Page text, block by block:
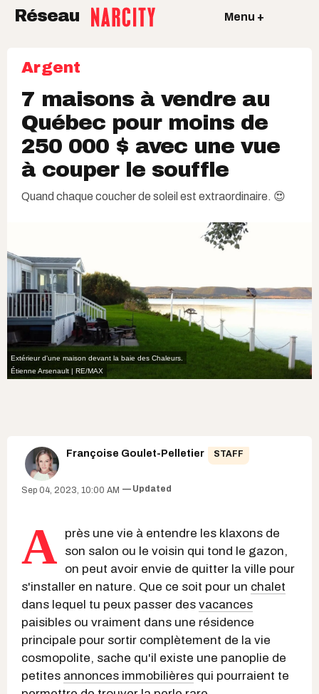
Réseau Menu +
Argent
7 maisons à vendre au
Québec pour moins de
250 000 $ avec une vue
à couper le souffle
Quand chaque coucher de soleil est extraordinaire. 😍
Extérieur d'une maison devant la baie des Chaleurs.
Étienne Arsenault | RE/MAX
Françoise Goulet-Pelletier STAFF
Sep 04, 2023, 10:00 AM Updated
A
près une vie à entendre les klaxons de
son salon ou le voisin qui tond le gazon,
on peut avoir envie de quitter la ville pour
s'installer en nature. Que ce soit pour un chalet
dans lequel tu peux passer des vacances
paisibles ou vraiment dans une résidence
principale pour sortir complètement de la vie
cosmopolite, sache qu'il existe une panoplie de
petites annonces immobilières qui pourraient te